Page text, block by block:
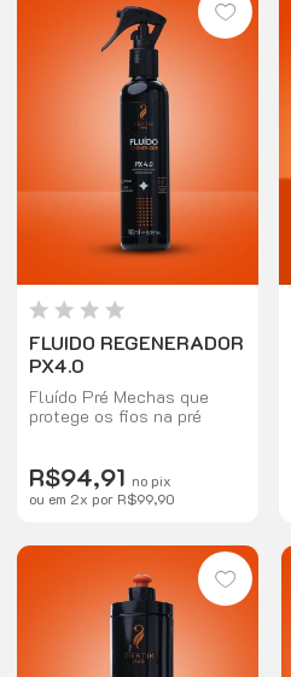
FLUIDO REGENERADOR
PX4.0
Fluído Pré Mechas que
protege os fios na pré
emborrachamento.
R$94,91 no pix
ou em 2x por R$99,90